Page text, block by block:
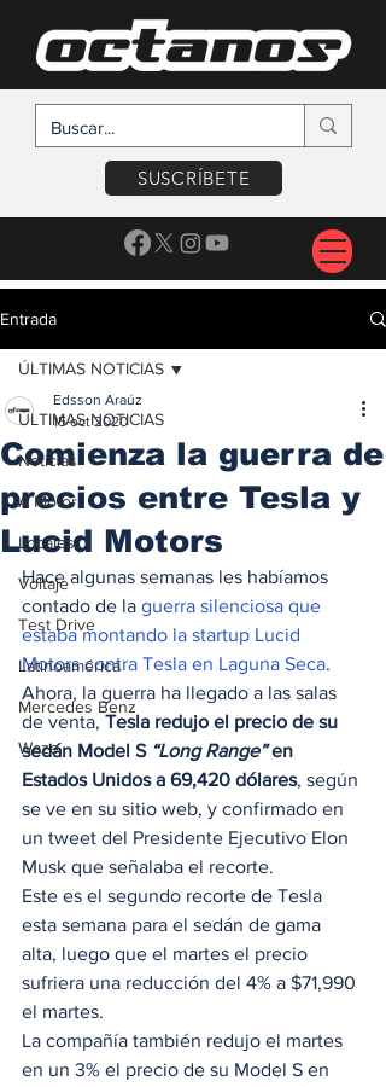
SUSCRÍBETE
Entrada
ÚLTIMAS NOTICIAS
Noticias
A Motor
Locales
Voltaje
Test Drive
Latinoamérica
Mercedes Benz
Waze
ÚLTIMAS NOTICIAS
Comienza la guerra de
precios entre Tesla y
Lucid Motors
Edsson Araúz
15 oct 2020
Hace algunas semanas les habíamos
contado de la guerra silenciosa que
estaba montando la startup Lucid
Motors contra Tesla en Laguna Seca.
Ahora, la guerra ha llegado a las salas
de venta, Tesla redujo el precio de su
sedán Model S “Long Range” en
Estados Unidos a 69,420 dólares, según
se ve en su sitio web, y confirmado en
un tweet del Presidente Ejecutivo Elon
Musk que señalaba el recorte.
Este es el segundo recorte de Tesla
esta semana para el sedán de gama
alta, luego que el martes el precio
sufriera una reducción del 4% a $71,990
el martes.
La compañía también redujo el martes
en un 3% el precio de su Model S en